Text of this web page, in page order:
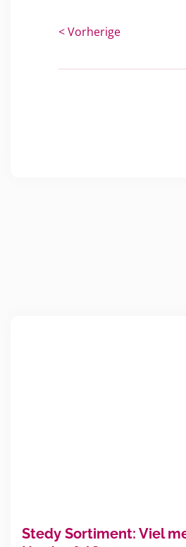
< Vorherige
Stedy Sortiment: Viel